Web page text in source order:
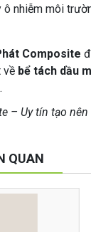
ô nhiễm môi
Composite
về bể tách dầu
– Uy tín tạo
QUAN